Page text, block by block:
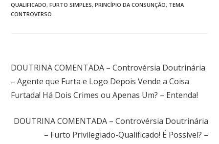
QUALIFICADO, FURTO SIMPLES, PRINCÍPIO DA CONSUNÇÃO, TEMA
CONTROVERSO
DOUTRINA COMENTADA – Controvérsia Doutrinária
– Agente que Furta e Logo Depois Vende a Coisa
Furtada! Há Dois Crimes ou Apenas Um? – Entenda!
DOUTRINA COMENTADA – Controvérsia Doutrinária
– Furto Privilegiado-Qualificado! É Possível? –